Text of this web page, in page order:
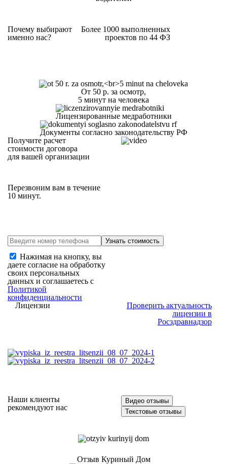
Почему выбирают
именно нас?
Более 1000 выполненных
проектов по 44 ФЗ
От 50 р. за осмотр,
5 минут на человека
Лицензированные медработники
Документы согласно законодательству РФ
Получите расчет
стоимости договора
для вашей организации
Перезвоним вам в течение
10 минут.
Нажимая на кнопку, вы
даете согласие на обработку
своих персональных
данных и соглашаетесь с
Политикой
конфиденциальности
Лицензии
Проверить актуальность
лицензии в
Росздравнадзор
Наши клиенты
рекомендуют нас
Видео отзывы
Текстовые отзывы
Отзыв Куриный Дом